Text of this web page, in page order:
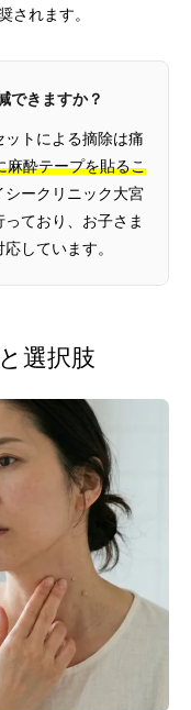
されます。
できますか？
トによる摘除は痛
麻酔テープを貼るこ
シークリニック大宮
ており、お子さま
しています。
選択肢